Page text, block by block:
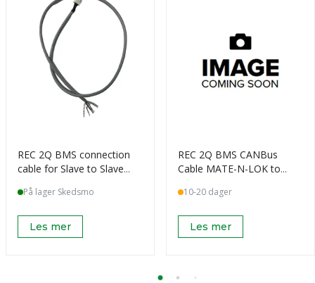
REC 2Q BMS connection
cable for Slave to Slave
På lager Skedsmo
Les mer
REC 2Q BMS CANBus
Cable MATE-N-LOK to
10-20 dager
Les mer